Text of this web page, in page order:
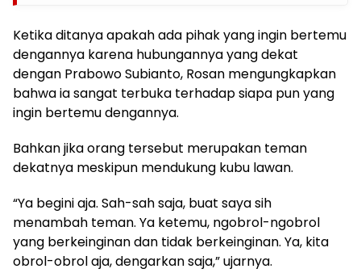
Ketika ditanya apakah ada pihak yang ingin bertemu
dengannya karena hubungannya yang dekat
dengan Prabowo Subianto, Rosan mengungkapkan
bahwa ia sangat terbuka terhadap siapa pun yang
ingin bertemu dengannya.
Bahkan jika orang tersebut merupakan teman
dekatnya meskipun mendukung kubu lawan.
“Ya begini aja. Sah-sah saja, buat saya sih
menambah teman. Ya ketemu, ngobrol-ngobrol
yang berkeinginan dan tidak berkeinginan. Ya, kita
obrol-obrol aja, dengarkan saja,” ujarnya.